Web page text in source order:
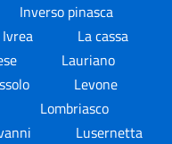
Inverso pinasca
Ivrea
La cassa
Lauriano
Levone
Lombriasco
Lusernetta